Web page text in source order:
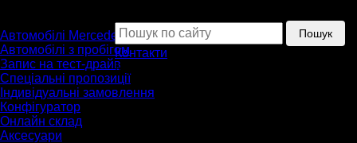
Пошук
Контакти
Меню
Автомобілі Mercedes-Benz
Автомобілі з пробігом
Запис на тест-драйв
Спеціальні пропозиції
Індивідуальні замовлення
Конфігуратор
Онлайн склад
Аксесуари
C
CLA
CLE
E
G
GLA
GLB
GLC